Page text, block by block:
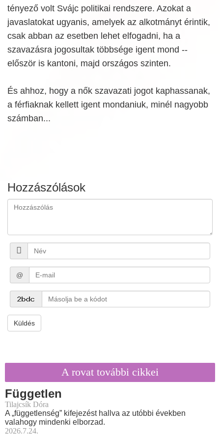
tényező volt Svájc politikai rendszere. Azokat a
javaslatokat ugyanis, amelyek az alkotmányt érintik,
csak abban az esetben lehet elfogadni, ha a
szavazásra jogosultak többsége igent mond --
először is kantoni, majd országos szinten.
És ahhoz, hogy a nők szavazati jogot kaphassanak,
a férfiaknak kellett igent mondaniuk, minél nagyobb
számban...
Hozzászólások
@
Küldés
A rovat további cikkei
Független
Tilajcsík Dóra
A „függetlenség” kifejezést hallva az utóbbi években
valahogy mindenki elborzad.
2026.7.24.